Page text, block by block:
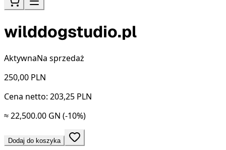
wilddogstudio.pl
AktywnaNa sprzedaż
250,00 PLN
Cena netto: 203,25 PLN
≈ 22,500.00 GN (-10%)
Dodaj do koszyka